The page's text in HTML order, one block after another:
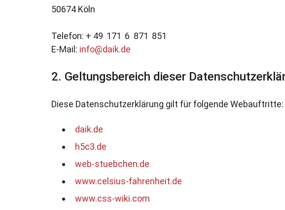
50674 Köln
Telefon: + 49 171 6 871 851
E-Mail: info@daik.de
Geltungsbereich dieser
Diese Datenschutzerklärung gilt für folgende Webauftritte:
daik.de
h5c3.de
web-stuebchen.de
www.celsius-fahrenheit.de
www.css-wiki.com